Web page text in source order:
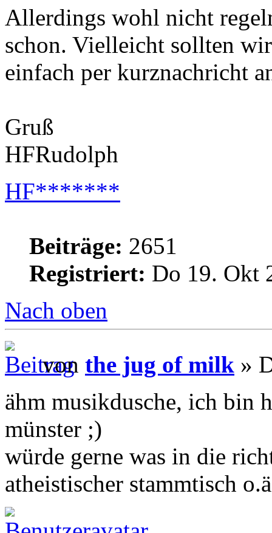
Allerdings wohl nicht
schon. Vielleicht sollten
einfach per kurznachricht
Gruß
HFRudolph
HF*******
Beiträge: 2651
Registriert: Do 19. Okt
Nach oben
von the jug of milk »
ähm musikdusche, ich bin
münster ;)
würde gerne was in die
atheistischer stammtisch